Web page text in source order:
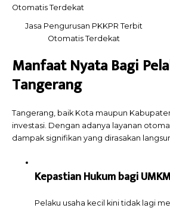
Jasa Pengurusan PKKPR Terbit
Otomatis Terdekat
Manfaat Nyata Bagi
Tangerang
Tangerang, baik Kota maupun
investasi. Dengan adanya layanan
dampak signifikan yang dirasakan
Kepastian Hukum bagi
Pelaku usaha kecil kini tidak lagi